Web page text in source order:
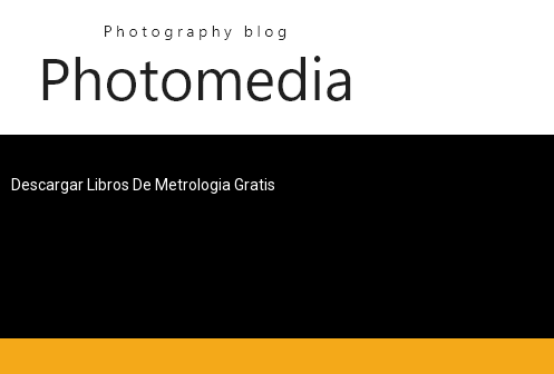
Descargar Libros De Metrologia Gratis